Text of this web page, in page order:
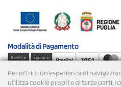
Per offrirti un'esperienza di
utilizza cookie propri e di terze parti. I
Modalità diPagamento
Spedizioni